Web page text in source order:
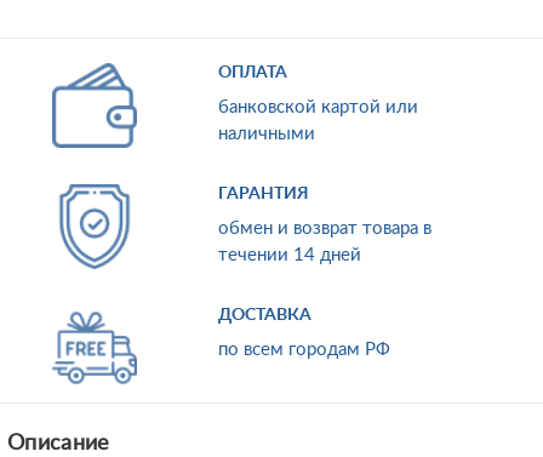
ОПЛАТА
банковской картой или
наличными
ГАРАНТИЯ
обмен и возврат товара в
течении 14 дней
ДОСТАВКА
по всем городам РФ
Описание